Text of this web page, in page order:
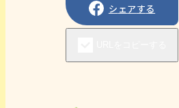
シ ェアする
シェアする